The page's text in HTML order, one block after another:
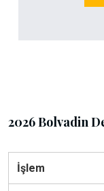
2026 Bolvadin
İşlem